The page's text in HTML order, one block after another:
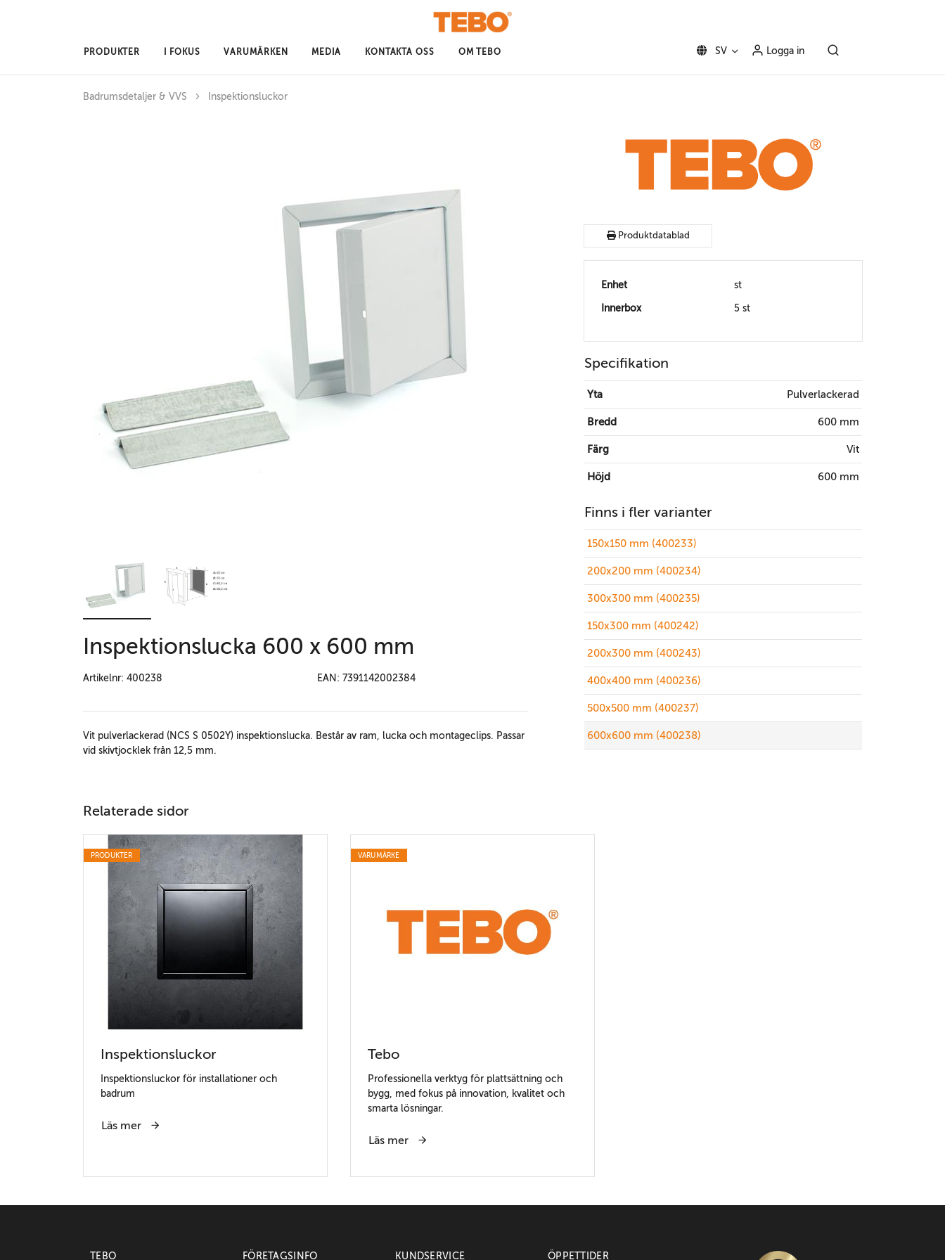
PRODUKTER I FOKUS VARUMÄRKEN MEDIA KONTAKTA OSS OM TEBO SV Logga in
Badrumsdetaljer & VVS Inspektionsluckor
Inspektionslucka 600 x 600 mm
Artikelnr: 400238 EAN: 7391142002384
Vit pulverlackerad (NCS S 0502Y) inspektionslucka. Består av ram, lucka och montageclips. Passar
vid skivtjocklek från 12,5 mm.
Produktdatablad
Enhet st
Innerbox 5 st
Specifikation
Yta Pulverlackerad
Bredd 600 mm
Färg Vit
Höjd 600 mm
Finns i fler varianter
150x150 mm (400233)
200x200 mm (400234)
300x300 mm (400235)
150x300 mm (400242)
200x300 mm (400243)
400x400 mm (400236)
500x500 mm (400237)
600x600 mm (400238)
Relaterade sidor
PRODUKTER
Inspektionsluckor
Inspektionsluckor för installationer och
badrum
Läs mer
VARUMÄRKE
Tebo
Professionella verktyg för plattsättning och
bygg, med fokus på innovation, kvalitet och
smarta lösningar.
Läs mer
TEBO FÖRETAGSINFO KUNDSERVICE ÖPPETTIDER